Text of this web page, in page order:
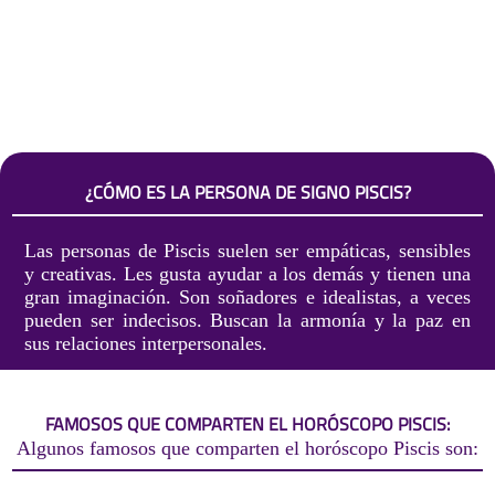
¿CÓMO ES LA PERSONA DE SIGNO PISCIS?
Las personas de Piscis suelen ser empáticas, sensibles
y creativas. Les gusta ayudar a los demás y tienen una
gran imaginación. Son soñadores e idealistas, a veces
pueden ser indecisos. Buscan la armonía y la paz en
sus relaciones interpersonales.
FAMOSOS QUE COMPARTEN EL HORÓSCOPO PISCIS:
Algunos famosos que comparten el horóscopo Piscis son: